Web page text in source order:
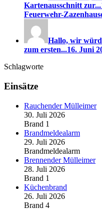
Kartenausschnitt zur...
Feuerwehr-
Hallo, wir
zum ersten...16. Juni
Schlagworte
Einsätze
Rauchender Mülleimer
30. Juli 2026
Brand 1
Brandmeldealarm
29. Juli 2026
Brandmeldealarm
Brennender Mülleimer
28. Juli 2026
Brand 1
Küchenbrand
26. Juli 2026
Brand 4